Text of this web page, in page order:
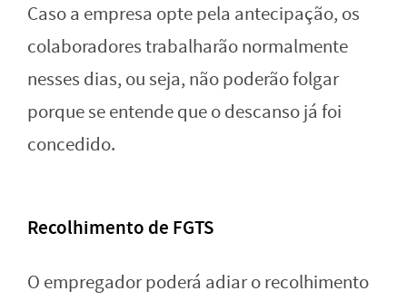
Caso a empresa opte pela antecipação, os
colaboradores trabalharão normalmente
nesses dias, ou seja, não poderão folgar
porque se entende que o descanso já foi
concedido.
Recolhimento de FGTS
O empregador poderá adiar o recolhimento